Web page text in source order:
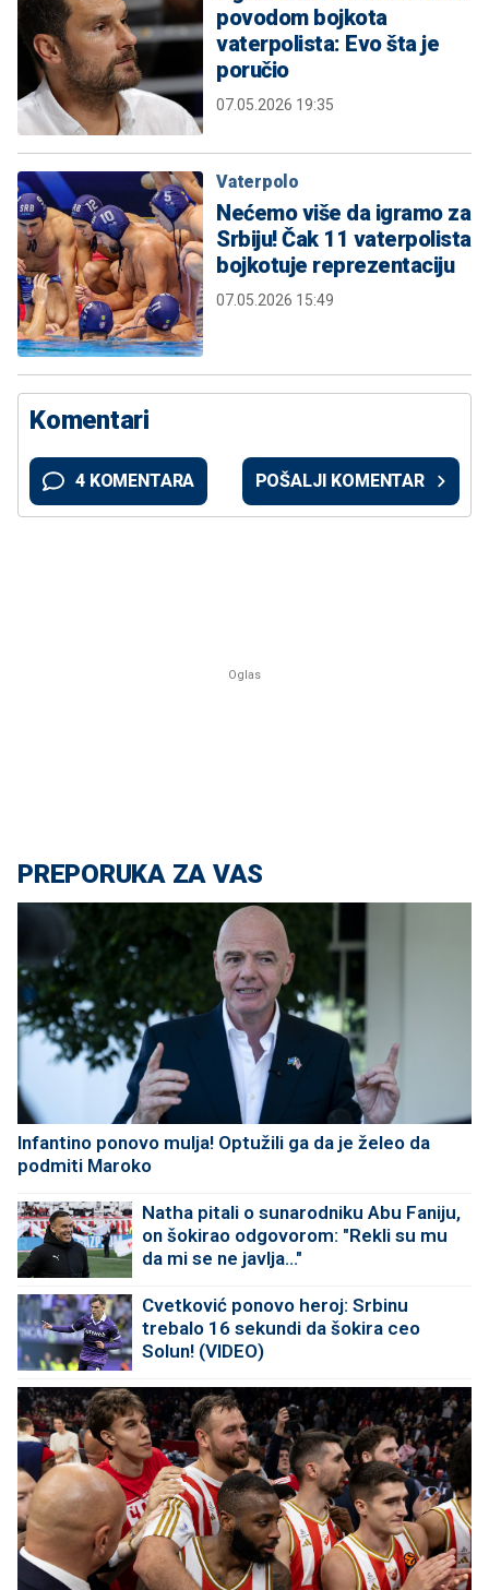
povodom bojkota
vaterpolista: Evo šta je
poručio
07.05.2026 19:35
Vaterpolo
Nećemo više da igramo za
Srbiju! Čak 11 vaterpolista
bojkotuje reprezentaciju
07.05.2026 15:49
Komentari
4 KOMENTARA POŠALJI KOMENTAR
PREPORUKA ZA VAS
Infantino ponovo mulja! Optužili ga da je želeo da
podmiti Maroko
Natha pitali o sunarodniku Abu Faniju,
on šokirao odgovorom: "Rekli su mu
da mi se ne javlja..."
Cvetković ponovo heroj: Srbinu
trebalo 16 sekundi da šokira ceo
Solun! (VIDEO)